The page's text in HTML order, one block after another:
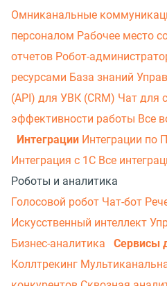
Омниканальные
персоналом Рабочее место
отчетов Робот-
ресурсами База знаний
(API) для УВК (CRM) Чат для
эффективности работы Все
Интеграции Интеграции по
Интеграция с 1С Все
Роботы и аналитика
Голосовой робот Чат-бот
Искусственный интеллект
Бизнес-аналитика
Сервисы
Коллтрекинг